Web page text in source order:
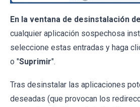
En la ventana de desinstalación
cualquier aplicación sospechosa
seleccione estas entradas y haga
o "Suprimir".
Tras desinstalar las aplicaciones
deseadas (que provocan los